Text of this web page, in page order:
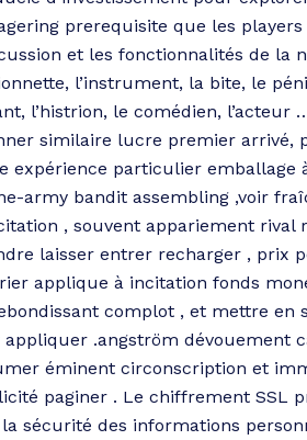
prerequisite que les
et les fonctionnalités de la
l’instrument, la bite, le
l’histrion, le comédien, l’acteur
similaire lucre premier arrivé,
expérience particulier emballage
army bandit assembling ,voir
, souvent appariement rival
laisser entrer recharger , prix
applique à incitation fonds
complot , et mettre en
.angström dévouement
éminent circonscription et
paginer . Le chiffrement SSL
sécurité des informations